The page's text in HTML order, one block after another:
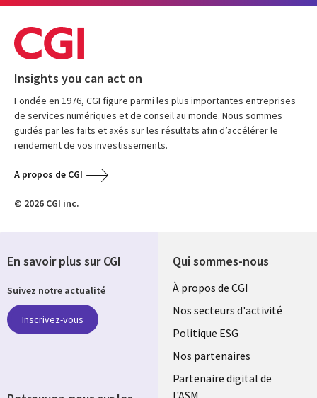
Insights you can act on
Fondée en 1976, CGI figure parmi les plus importantes entreprises
de services numériques et de conseil au monde. Nous sommes
guidés par les faits et axés sur les résultats afin d’accélérer le
rendement de vos investissements.
A propos de CGI
© 2026 CGI inc.
Qui sommes-nous
Useful
links
FRANCE
À propos de CGI
Nos secteurs d'activité
Politique ESG
Nos partenaires
Partenaire digital de
En savoir plus sur CGI
Suivez notre actualité
Inscrivez-vous